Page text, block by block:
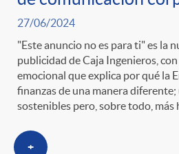
27/06/2024
"Este anuncio no es para ti" es la
publicidad de Caja Ingenieros,
emocional que explica por qué la
finanzas de una manera diferente;
sostenibles pero, sobre todo, más
+